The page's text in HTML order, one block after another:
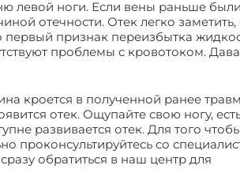
левой ноги. Если вены раньше
отечности. Отек легко заметить,
первый признак переизбытка
проблемы с кровотоком.
кроется в полученной ранее
отек. Ощупайте свою ногу,
развивается отек. Для того
проконсультируйтесь со
обратиться в наш центр для